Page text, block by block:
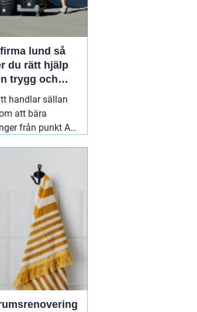
lund så
du rätt hjälp
trygg och
flytt
handlar sällan
att bära
från punkt A
tidsbrist och
detaljer. Mitt i
man ta
till om man ska
2026